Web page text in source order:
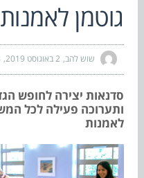
גוטמן
שוש להב 2 באוגוסט 2019
סדנאות יצירה לחופש
ותערוכה פעילה לכל
לאמנות